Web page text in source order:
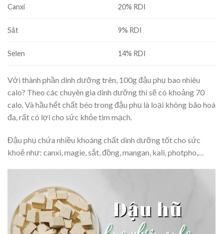
Canxi 20% RDI
Sắt 9% RDI
Selen 14% RDI
Với thành phần dinh dưỡng trên, 100g đậu phụ bao nhiêu
calo? Theo các chuyên gia dinh dưỡng thì sẽ có khoảng 70
calo. Và hầu hết chất béo trong đậu phụ là loại không bão hoà
đa, rất có lợi cho sức khỏe tim mạch.
Đậu phụ chứa nhiều khoáng chất dinh dưỡng tốt cho sức
khoẻ như: canxi, magie, sắt, đồng, mangan, kali, photpho,…